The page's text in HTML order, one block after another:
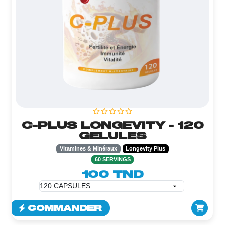
C-PLUS LONGEVITY - 120
GELULES
Vitamines & Minéraux
Longevity Plus
60 SERVINGS
100 TND
COMMANDER